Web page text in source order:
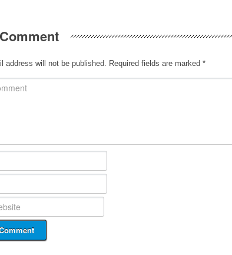
address will not be published. Required fields are marked *